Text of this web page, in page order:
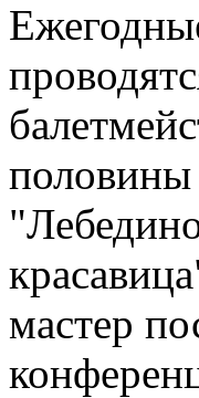
половины
мастер